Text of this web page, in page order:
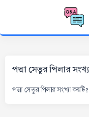
পদ্মা সেতুর পিলার
পদ্মা সেতুর পিলার সংখ্যা কয়টি?